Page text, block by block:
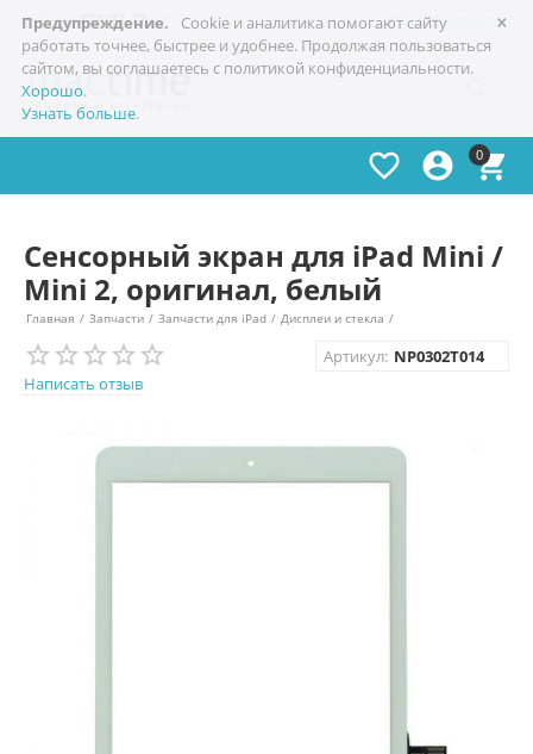
×
Предупреждение.
Cookie и аналитика помогают сайту
работать точнее, быстрее и удобнее. Продолжая пользоваться
сайтом, вы соглашаетесь с политикой конфиденциальности.
Хорошо.
Узнать больше.
Симферополь
+7(978)773-77-77 
0



Сенсорный экран для iPad Mini /
Mini 2, оригинал, белый
Главная / Запчасти / Запчасти для iPad / Дисплеи и стекла /
Написать отзыв
Артикул: NP0302T014